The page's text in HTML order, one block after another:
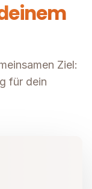
Ziel:
für dein